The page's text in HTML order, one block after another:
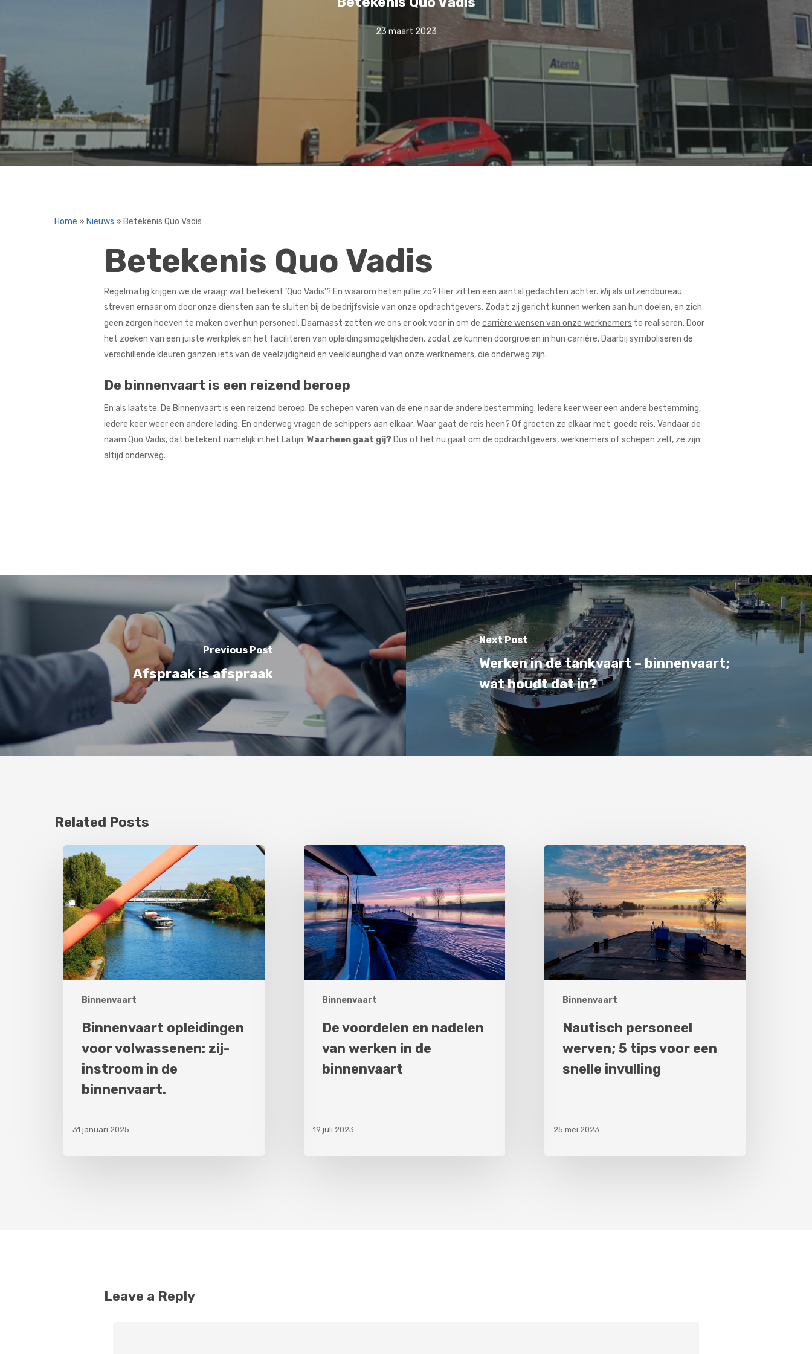
23 maart 2023
Home » Nieuws » Betekenis Quo Vadis
Betekenis Quo Vadis
Regelmatig krijgen we de vraag: wat betekent ‘Quo Vadis’? En waarom heten jullie zo? Hier zitten een aantal gedachten achter. Wij als uitzendbureau
streven ernaar om door onze diensten aan te sluiten bij de bedrijfsvisie van onze opdrachtgevers. Zodat zij gericht kunnen werken aan hun doelen, en zich
geen zorgen hoeven te maken over hun personeel. Daarnaast zetten we ons er ook voor in om de carrière wensen van onze werknemers te realiseren. Door
het zoeken van een juiste werkplek en het faciliteren van opleidingsmogelijkheden, zodat ze kunnen doorgroeien in hun carrière. Daarbij symboliseren de
verschillende kleuren ganzen iets van de veelzijdigheid en veelkleurigheid van onze werknemers, die onderweg zijn.
De binnenvaart is een reizend beroep
En als laatste: De Binnenvaart is een reizend beroep. De schepen varen van de ene naar de andere bestemming. Iedere keer weer een andere bestemming,
iedere keer weer een andere lading. En onderweg vragen de schippers aan elkaar: Waar gaat de reis heen? Of groeten ze elkaar met: goede reis. Vandaar de
naam Quo Vadis, dat betekent namelijk in het Latijn: Waarheen gaat gij? Dus of het nu gaat om de opdrachtgevers, werknemers of schepen zelf, ze zijn:
altijd onderweg.
Previous Post
Afspraak is afspraak
Next Post
Werken in de tankvaart – binnenvaart;
wat houdt dat in?
Related Posts
Binnenvaart
Binnenvaart
opleidingen
voor
volwassenen:
zij-
instroom
binnenvaart.
Binnenvaart opleidingen
voor volwassenen: zij-
instroom in de
binnenvaart.
31 januari 2025
Binnenvaart
De
voordelen
en
nadelen
van
werken
binnenvaart
De voordelen en nadelen
van werken in de
binnenvaart
19 juli 2023
Binnenvaart
Nautisch
personeel
werven;
tips
voor
snelle
invulling
Nautisch personeel
werven; 5 tips voor een
snelle invulling
25 mei 2023
Leave a Reply